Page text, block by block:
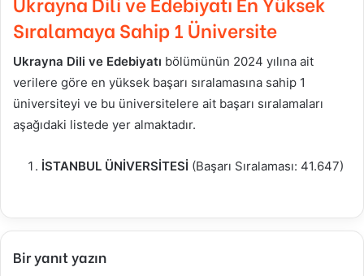
Sıralamaya Sahip 1 Üniversite
Ukrayna Dili ve Edebiyatı bölümünün 2024 yılına ait
verilere göre en yüksek başarı sıralamasına sahip 1
üniversiteyi ve bu üniversitelere ait başarı sıralamaları
aşağıdaki listede yer almaktadır.
İSTANBUL ÜNİVERSİTESİ (Başarı Sıralaması: 41.647)
Bir yanıt yazın